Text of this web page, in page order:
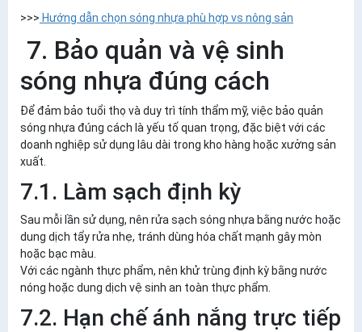
>>> Hướng dẫn chọn sóng nhựa phù hợp vs nông sản
7. Bảo quản và vệ sinh
sóng nhựa đúng cách
Để đảm bảo tuổi thọ và duy trì tính thẩm mỹ, việc bảo quản
sóng nhựa đúng cách là yếu tố quan trọng, đặc biệt với các
doanh nghiệp sử dụng lâu dài trong kho hàng hoặc xưởng sản
xuất.
7.1. Làm sạch định kỳ
Sau mỗi lần sử dụng, nên rửa sạch sóng nhựa bằng nước hoặc
dung dịch tẩy rửa nhẹ, tránh dùng hóa chất mạnh gây mòn
hoặc bạc màu.
Với các ngành thực phẩm, nên khử trùng định kỳ bằng nước
nóng hoặc dung dịch vệ sinh an toàn thực phẩm.
7.2. Hạn chế ánh nắng trực tiếp